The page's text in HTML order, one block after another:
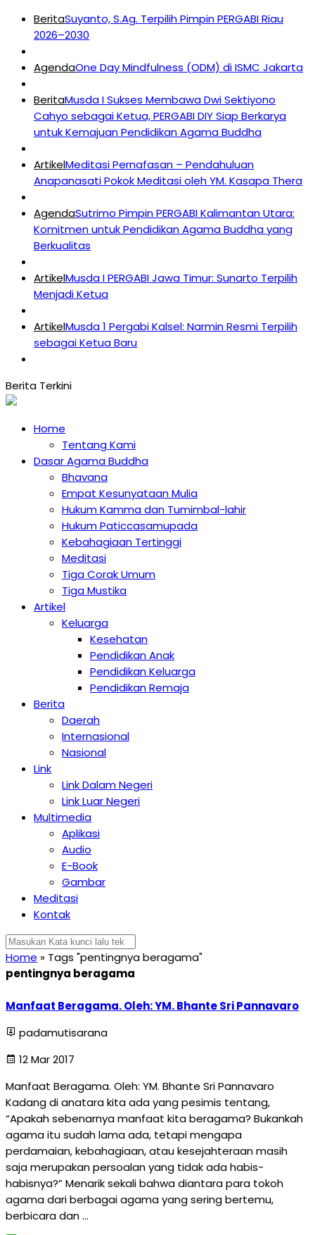
BeritaSuyanto, S.Ag. Terpilih Pimpin PERGABI Riau
2026–2030
AgendaOne Day Mindfulness (ODM) di ISMC Jakarta
BeritaMusda I Sukses Membawa Dwi Sektiyono
Cahyo sebagai Ketua, PERGABI DIY Siap Berkarya
untuk Kemajuan Pendidikan Agama Buddha
ArtikelMeditasi Pernafasan – Pendahuluan
Anapanasati Pokok Meditasi oleh YM. Kasapa Thera
AgendaSutrimo Pimpin PERGABI Kalimantan Utara:
Komitmen untuk Pendidikan Agama Buddha yang
Berkualitas
ArtikelMusda I PERGABI Jawa Timur: Sunarto Terpilih
Menjadi Ketua
ArtikelMusda 1 Pergabi Kalsel: Narmin Resmi Terpilih
sebagai Ketua Baru
Home
Tentang Kami
Dasar Agama Buddha
Bhavana
Empat Kesunyataan Mulia
Hukum Kamma dan Tumimbal-lahir
Hukum Paticcasamupada
Kebahagiaan Tertinggi
Meditasi
Tiga Corak Umum
Tiga Mustika
Artikel
Keluarga
Kesehatan
Pendidikan Anak
Pendidikan Keluarga
Pendidikan Remaja
Berita
Daerah
Internasional
Nasional
Link
Link Dalam Negeri
Link Luar Negeri
Multimedia
Aplikasi
Audio
E-Book
Gambar
Meditasi
Kontak
Home » Tags "pentingnya beragama"
pentingnya beragama
Manfaat Beragama. Oleh: YM. Bhante Sri Pannavaro
padamutisarana
12 Mar 2017
Manfaat Beragama. Oleh: YM. Bhante Sri Pannavaro
Kadang di anatara kita ada yang pesimis tentang,
“Apakah sebenarnya manfaat kita beragama? Bukankah
agama itu sudah lama ada, tetapi mengapa
perdamaian, kebahagiaan, atau kesejahteraan masih
saja merupakan persoalan yang tidak ada habis-
habisnya?” Menarik sekali bahwa diantara para tokoh
agama dari berbagai agama yang sering bertemu,
berbicara dan …